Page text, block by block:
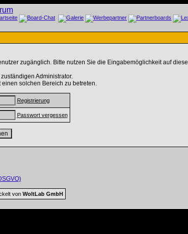
zugänglich. Bitte nutzen Sie die Eingabemöglichkeit auf
Administrator.
solchen Bereich zu betreten.
Registrierung
Passwort vergessen
von WoltLab GmbH